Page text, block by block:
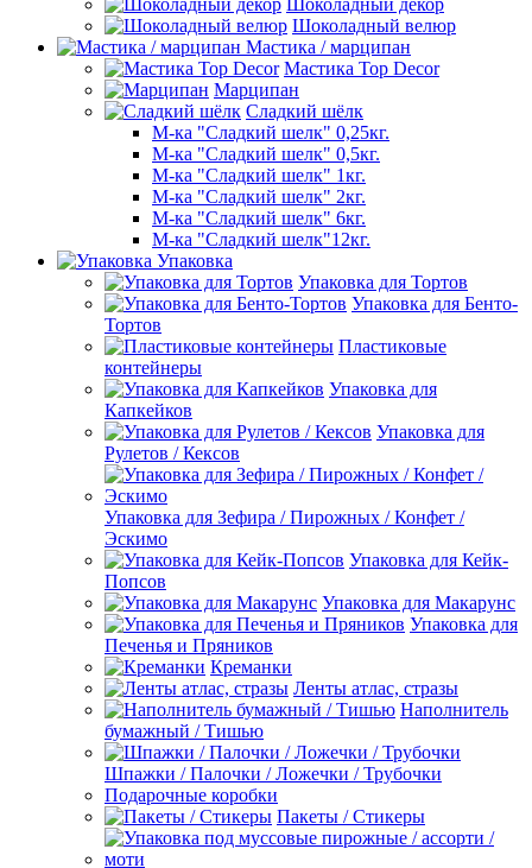
Шоколадный декор
Шоколадный велюр
Мастика / марципан
Мастика Top Decor
Марципан
Сладкий шёлк
М-ка "Сладкий шелк" 0,25кг.
М-ка "Сладкий шелк" 0,5кг.
М-ка "Сладкий шелк" 1кг.
М-ка "Сладкий шелк" 2кг.
М-ка "Сладкий шелк" 6кг.
М-ка "Сладкий шелк"12кг.
Упаковка
Упаковка для Тортов
Упаковка для Бенто-
Тортов
Пластиковые
контейнеры
Упаковка для
Капкейков
Упаковка для
Рулетов / Кексов
Упаковка для Зефира / Пирожных / Конфет /
Эскимо
Упаковка для Кейк-
Попсов
Упаковка для Макарунс
Упаковка для
Печенья и Пряников
Креманки
Ленты атлас, стразы
Наполнитель
бумажный / Тишью
Шпажки / Палочки / Ложечки / Трубочки
Подарочные коробки
Пакеты / Стикеры